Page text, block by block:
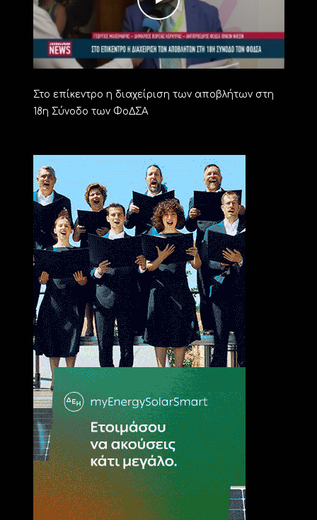
Στο επίκεντρο η διαχείριση των αποβλήτων στη
18η Σύνοδο των ΦοΔΣΑ